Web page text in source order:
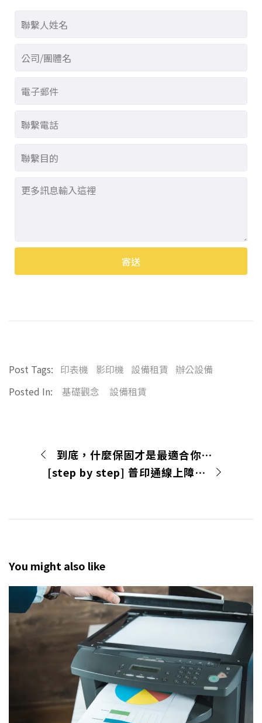
寄送
Post Tags: 印表機 影印機 設備租賃 辦公設備
Posted In:
基礎觀念 設備租賃
到底，什麼保固才是最適合你的？
[step by step] 普印通線上障礙排除，即刻起跑！
You might also like